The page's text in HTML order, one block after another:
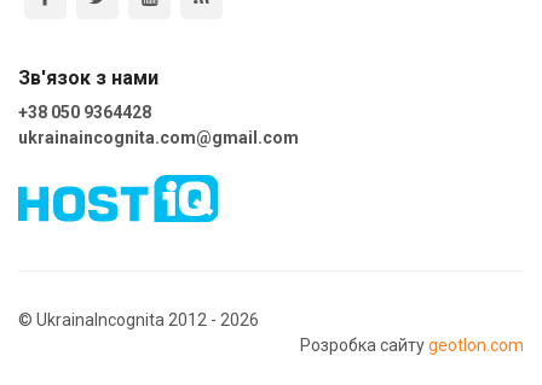
Зв'язок з нами
+38 050 9364428
ukrainaincognita.com@gmail.com
© UkrainaIncognita 2012 - 2026
Розробка сайтуgeotlon.com